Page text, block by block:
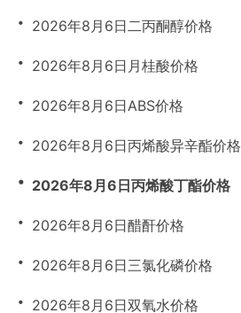
・ 2026年8月6日二丙酮醇价格
・ 2026年8月6日月桂酸价格
・ 2026年8月6日ABS价格
・ 2026年8月6日丙烯酸异辛酯价格
・ 2026年8月6日丙烯酸丁酯价格
・ 2026年8月6日醋酐价格
・ 2026年8月6日三氯化磷价格
・ 2026年8月6日双氧水价格